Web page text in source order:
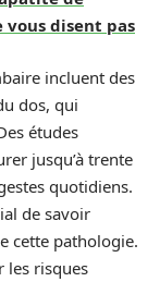
vous disent pas
incluent des
dos, qui
études
jusqu’à trente
quotidiens.
de savoir
cette pathologie.
les risques